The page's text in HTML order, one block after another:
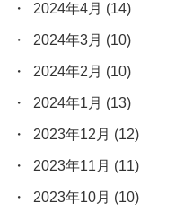
2024年4月 (14)
2024年3月 (10)
2024年2月 (10)
2024年1月 (13)
2023年12月 (12)
2023年11月 (11)
2023年10月 (10)